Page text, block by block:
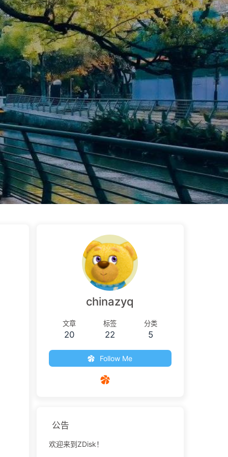
首页 时间轴 标签 分类 清单 链接 关于
chinazyq
文章
20
标签
22
分类
5
Follow Me
公告
欢迎来到ZDisk！